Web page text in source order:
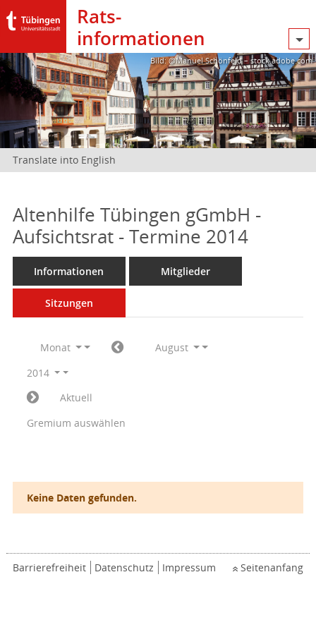
Rats­
informationen
Bild: @Manuel Schönfeld – stock.adobe.com
Translate into English
Altenhilfe Tübingen gGmbH -
Aufsichtsrat - Termine 2014
Informationen Mitglieder
Sitzungen
Monat
August
2014
Aktuell
Gremium auswählen
Keine Daten gefunden.
Barrierefreiheit Datenschutz Impressum Seitenanfang